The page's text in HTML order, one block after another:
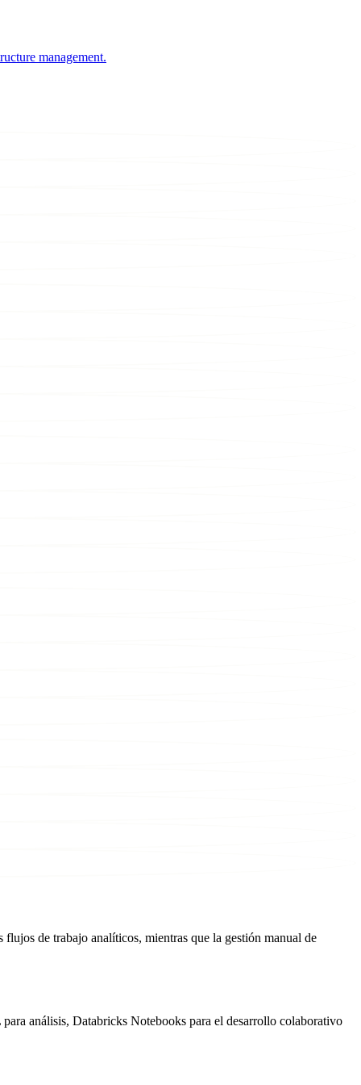
management.
de trabajo analíticos, mientras que la gestión manual de
análisis, Databricks Notebooks para el desarrollo colaborativo